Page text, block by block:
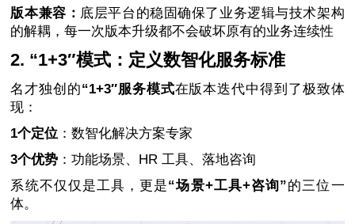
版本兼容： 底层平台的稳固确保了业务逻辑与技术架构
的解耦，每一次版本升级都不会破坏原有的业务连续性
2. “1+3″模式：定义数智化服务标准
名才独创的“1+3″服务模式在版本迭代中得到了极致体
现：
1个定位 ：数智化解决方案专家
3个优势 ：功能场景、HR 工具、落地咨询
系统不仅仅是工具，更是“场景+工具+咨询”的三位一
体。